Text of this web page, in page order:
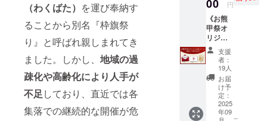
（わくばた） を運び奉納す
ることから別名『枠旗祭
り』と呼ばれ親しまれてき
ました。しかし、 地域の過
疎化や高齢化により人手が
不足しており、直近では各
集落での継続的な開催が危
00 円
《お熊
甲祭オ
リジナ
ル木札
コース
（能登
ヒバ製
木札
付）》
内容：
お礼の
支援
者：
19人
お届
け予
定：
2025
年09